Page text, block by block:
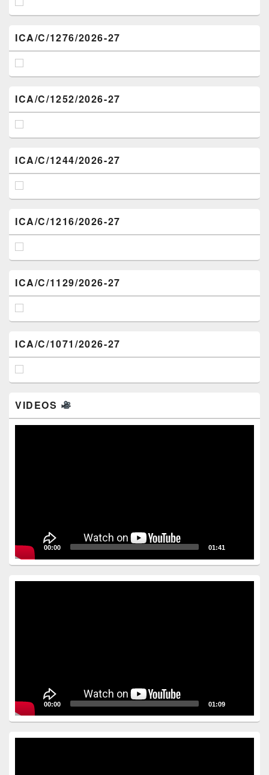
ICA/C/1276/2026-27
ICA/C/1252/2026-27
ICA/C/1244/2026-27
ICA/C/1216/2026-27
ICA/C/1129/2026-27
ICA/C/1071/2026-27
VIDEOS
00:00 01:41
00:00 01:09